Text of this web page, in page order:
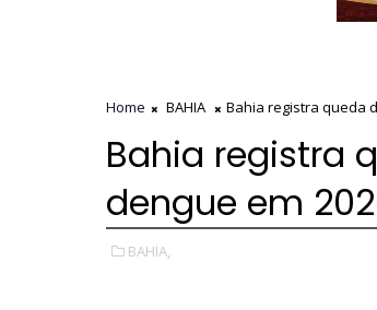
Home BAHIA Bahia registra queda
Bahia registra
dengue em
BAHIA,